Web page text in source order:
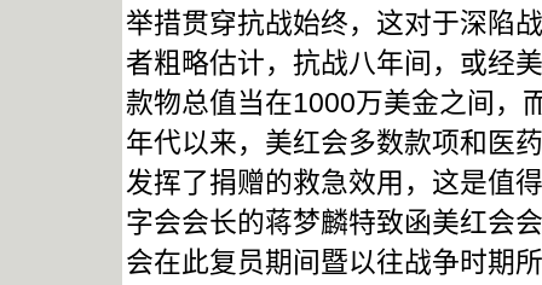
举措贯穿抗战始终，这对于深陷
者粗略估计，抗战八年间，或经
款物总值当在1000万美金之间，
年代以来，美红会多数款项和医
发挥了捐赠的救急效用，这是值
字会会长的蒋梦麟特致函美红会
会在此复员期间暨以往战争时期